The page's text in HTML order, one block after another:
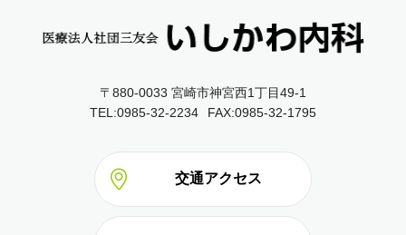
〒880-0033 宮崎市神宮西1丁目49‐1
TEL:0985-32-2234
FAX:0985-32-1795
交通アクセス